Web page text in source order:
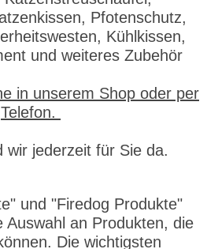
Pfotenschutz,
Kühlkissen,
und weiteres Zubehör
in unserem Shop oder per
Telefon.
wir jederzeit für Sie da.
und "Firedog Produkte"
Auswahl an Produkten, die
Die wichtigsten